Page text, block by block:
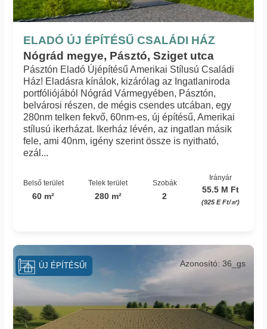
ELADÓ ÚJ ÉPÍTÉSŰ CSALÁDI HÁZ
Nógrád megye, Pásztó, Sziget utca
Pásztón Eladó Újépítésű Amerikai Stílusú Családi
Ház! Eladásra kínálok, kizárólag az Ingatlaniroda
portfóliójából Nógrád Vármegyében, Pásztón,
belvárosi részen, de mégis csendes utcában, egy
280nm telken fekvő, 60nm-es, új építésű, Amerikai
stílusú ikerházat. Ikerház lévén, az ingatlan másik
fele, ami 40nm, igény szerint össze is nyitható,
ezál...
Belső terület
60 m²
Telek terület
280 m²
Szobák
2
Irányár
55.5 M Ft
(925 E Ft/㎡)
Azonosító: 36_gs
ÚJ ÉPÍTÉSŰ!